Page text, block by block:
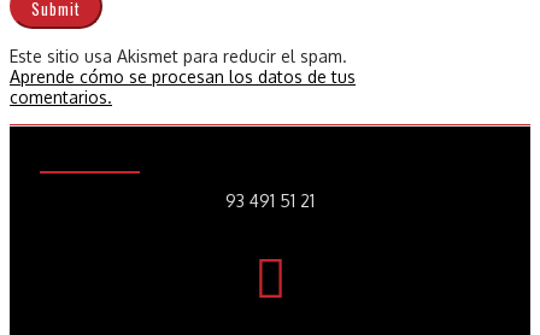
Este sitio usa Akismet para reducir el spam.
Aprende cómo se procesan los datos de tus
comentarios.
93 491 51 21